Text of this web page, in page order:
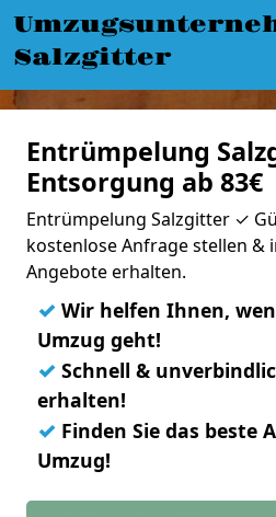
Salzgitter
Entrümpelung
Entsorgung ab 83€
Entrümpelung Salzgitter ✓
kostenlose Anfrage stellen &
Angebote erhalten.
✓ Wir helfen Ihnen,
Umzug geht!
✓ Schnell &
erhalten!
✓ Finden Sie das beste
Umzug!